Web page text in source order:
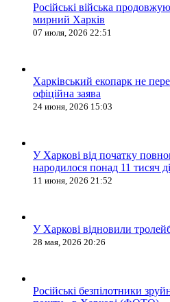
Російські війська
мирний Харків
07 июля, 2026 22:51
Харківський екопарк не
офіційна заява
24 июня, 2026 15:03
У Харкові від початку
народилося понад 11 тисяч
11 июня, 2026 21:52
У Харкові відновили
28 мая, 2026 20:26
Російські безпілотники